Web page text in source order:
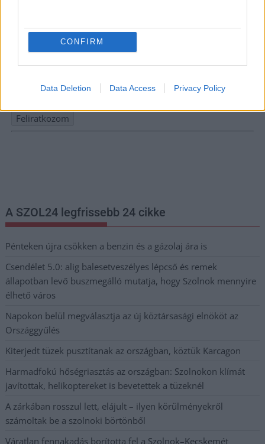
CONFIRM
Data Deletion Data Access Privacy Policy
Hírlevél feliratkozás
Adja meg keresztnevét:
Adja
Megismertem és elfogadom a
GDPR-szabályzat
A SZOL24 legfrissebb 24 cikke
Pénteken újra csökken a benzin és a gázolaj ára is
Csendélet 5.0: alig balesetveszélyes lépcső és remek
állapotban levő buszmegálló mutatja, hogy Szolnok mennyire
élhető város
Napokon belül megválasztja az új köztársasági elnököt az
Országgyűlés
Kiterjedt tüzek pusztítanak az országban, köztük Karcagon
Harmadfokú hőségriasztás az országban: Szolnokon klímát
javítottak, helikoptereket is bevetettek a tüzeknél
A zárkában rosszul lett, elájult – ilyen körülményekről
számoltak be a szolnoki börtönből
Váratlan fennakadás borította fel a Szolnok–Kecskemét